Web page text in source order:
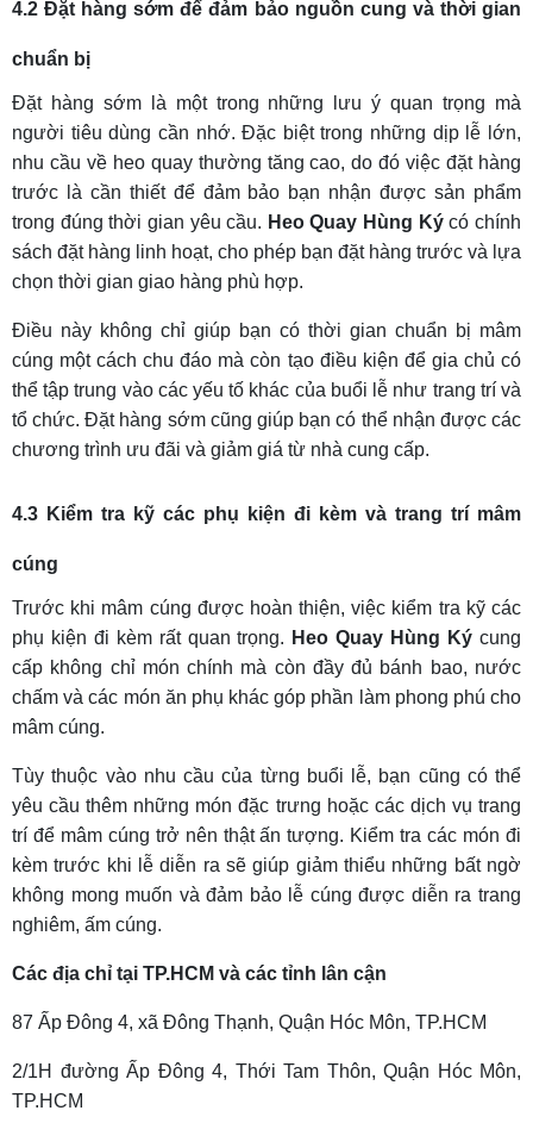
4.2 Đặt hàng sớm để đảm bảo nguồn cung và thời gian
chuẩn bị
Đặt hàng sớm là một trong những lưu ý quan trọng mà
người tiêu dùng cần nhớ. Đặc biệt trong những dịp lễ lớn,
nhu cầu về heo quay thường tăng cao, do đó việc đặt hàng
trước là cần thiết để đảm bảo bạn nhận được sản phẩm
trong đúng thời gian yêu cầu. Heo Quay Hùng Kýcó chính
sách đặt hàng linh hoạt, cho phép bạn đặt hàng trước và lựa
chọn thời gian giao hàng phù hợp.
Điều này không chỉ giúp bạn có thời gian chuẩn bị mâm
cúng một cách chu đáo mà còn tạo điều kiện để gia chủ có
thể tập trung vào các yếu tố khác của buổi lễ như trang trí và
tổ chức. Đặt hàng sớm cũng giúp bạn có thể nhận được các
chương trình ưu đãi và giảm giá từ nhà cung cấp.
4.3 Kiểm tra kỹ các phụ kiện đi kèm và trang trí mâm
cúng
Trước khi mâm cúng được hoàn thiện, việc kiểm tra kỹ các
phụ kiện đi kèm rất quan trọng. Heo Quay Hùng Ký cung
cấp không chỉ món chính mà còn đầy đủ bánh bao, nước
chấm và các món ăn phụ khác góp phần làm phong phú cho
mâm cúng.
Tùy thuộc vào nhu cầu của từng buổi lễ, bạn cũng có thể
yêu cầu thêm những món đặc trưng hoặc các dịch vụ trang
trí để mâm cúng trở nên thật ấn tượng. Kiểm tra các món đi
kèm trước khi lễ diễn ra sẽ giúp giảm thiểu những bất ngờ
không mong muốn và đảm bảo lễ cúng được diễn ra trang
nghiêm, ấm cúng.
Các địa chỉ tại TP.HCM và các tỉnh lân cận
87 Ấp Đông 4, xã Đông Thạnh, Quận Hóc Môn, TP.HCM
2/1H đường Ấp Đông 4, Thới Tam Thôn, Quận Hóc Môn,
TP.HCM